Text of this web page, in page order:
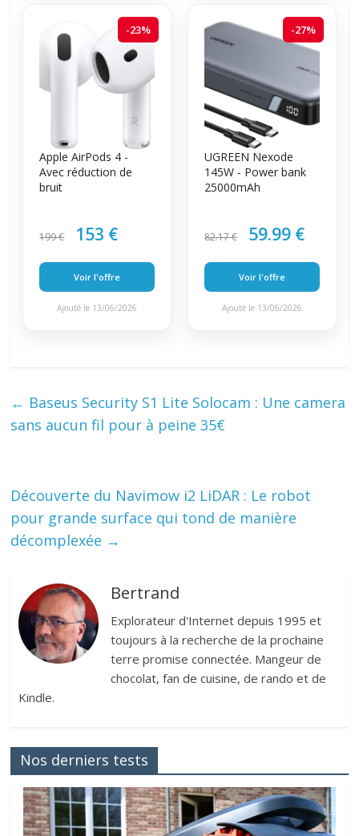
-23%
Apple AirPods 4 -
Avec réduction de
bruit
199 € 153 €
Voir l'offre
Ajouté le 13/06/2026
-27%
UGREEN Nexode
145W - Power bank
25000mAh
82.17 € 59.99 €
Voir l'offre
Ajouté le 13/06/2026
← Baseus Security S1 Lite Solocam : Une camera
sans aucun fil pour à peine 35€
Découverte du Navimow i2 LiDAR : Le robot
pour grande surface qui tond de manière
décomplexée →
Bertrand
Explorateur d'Internet depuis 1995 et
toujours à la recherche de la prochaine
terre promise connectée. Mangeur de
chocolat, fan de cuisine, de rando et de
Kindle.
Nos derniers tests